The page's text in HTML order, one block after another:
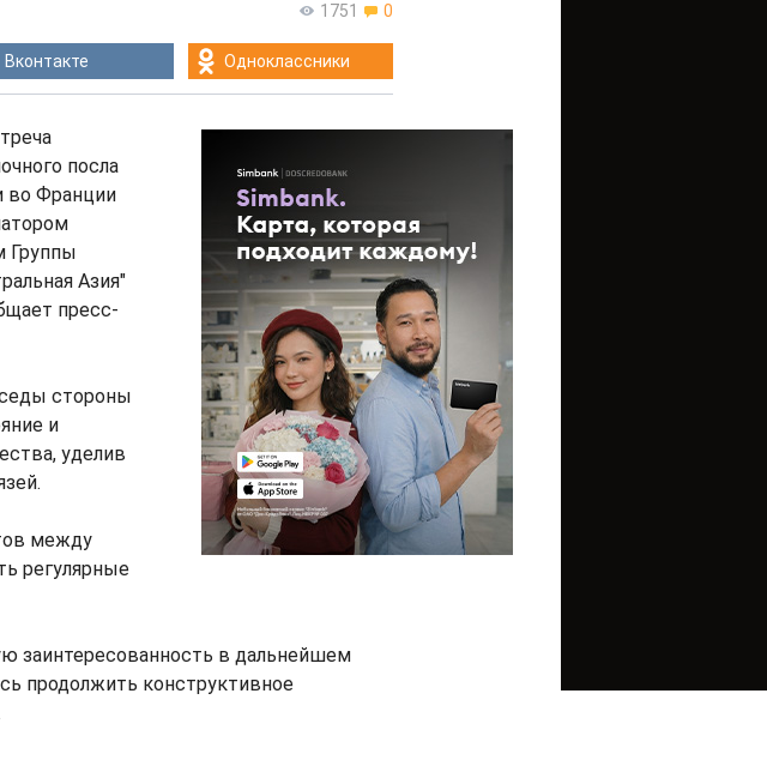
1751 0
Вконтакте Одноклассники
посла
во Франции
Группы
Азия"
пресс-
стороны
и
уделив
между
регулярные
заинтересованность в дальнейшем
продолжить конструктивное